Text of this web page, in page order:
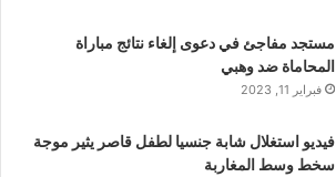
مستجد مفاجئ في دعوى إلغاء نتائج مباراة
المحاماة ضد وهبي
فبراير 11, 2023
فيديو استغلال شابة جنسيا لطفل قاصر يثير موجة
سخط وسط المغاربة